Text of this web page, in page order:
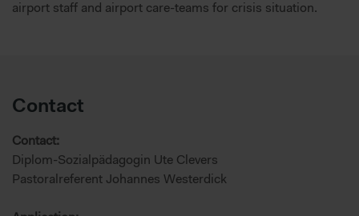
airport staff and airport care-teams for crisis situation.
Contact
Contact:
Diplom-Sozialpädagogin Ute Clevers
Pastoralreferent Johannes Westerdick